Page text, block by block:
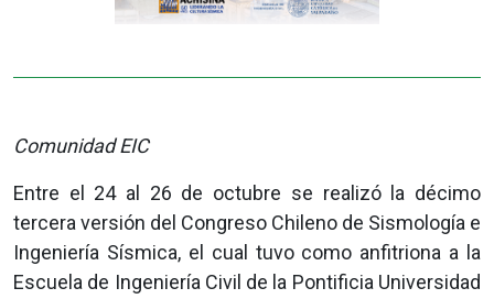
Comunidad EIC
Entre el 24 al 26 de octubre se realizó la décimo
tercera versión del Congreso Chileno de Sismología e
Ingeniería Sísmica, el cual tuvo como anfitriona a la
Escuela de Ingeniería Civil de la Pontificia Universidad